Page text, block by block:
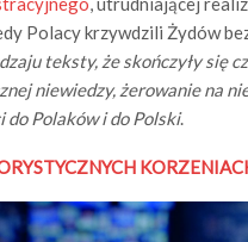
Polacy krzywdzili Żydów
teksty, że skończyły się
niewiedzy, żerowanie na
do Polaków i do Polski.